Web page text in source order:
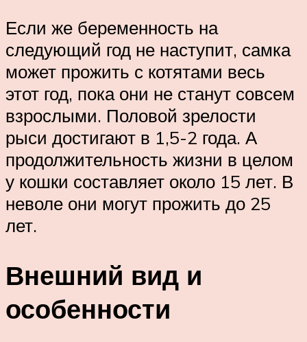
Если же беременность на
следующий год не наступит, самка
может прожить с котятами весь
этот год, пока они не станут совсем
взрослыми. Половой зрелости
рыси достигают в 1,5-2 года. А
продолжительность жизни в целом
у кошки составляет около 15 лет. В
неволе они могут прожить до 25
лет.
Внешний вид и
особенности